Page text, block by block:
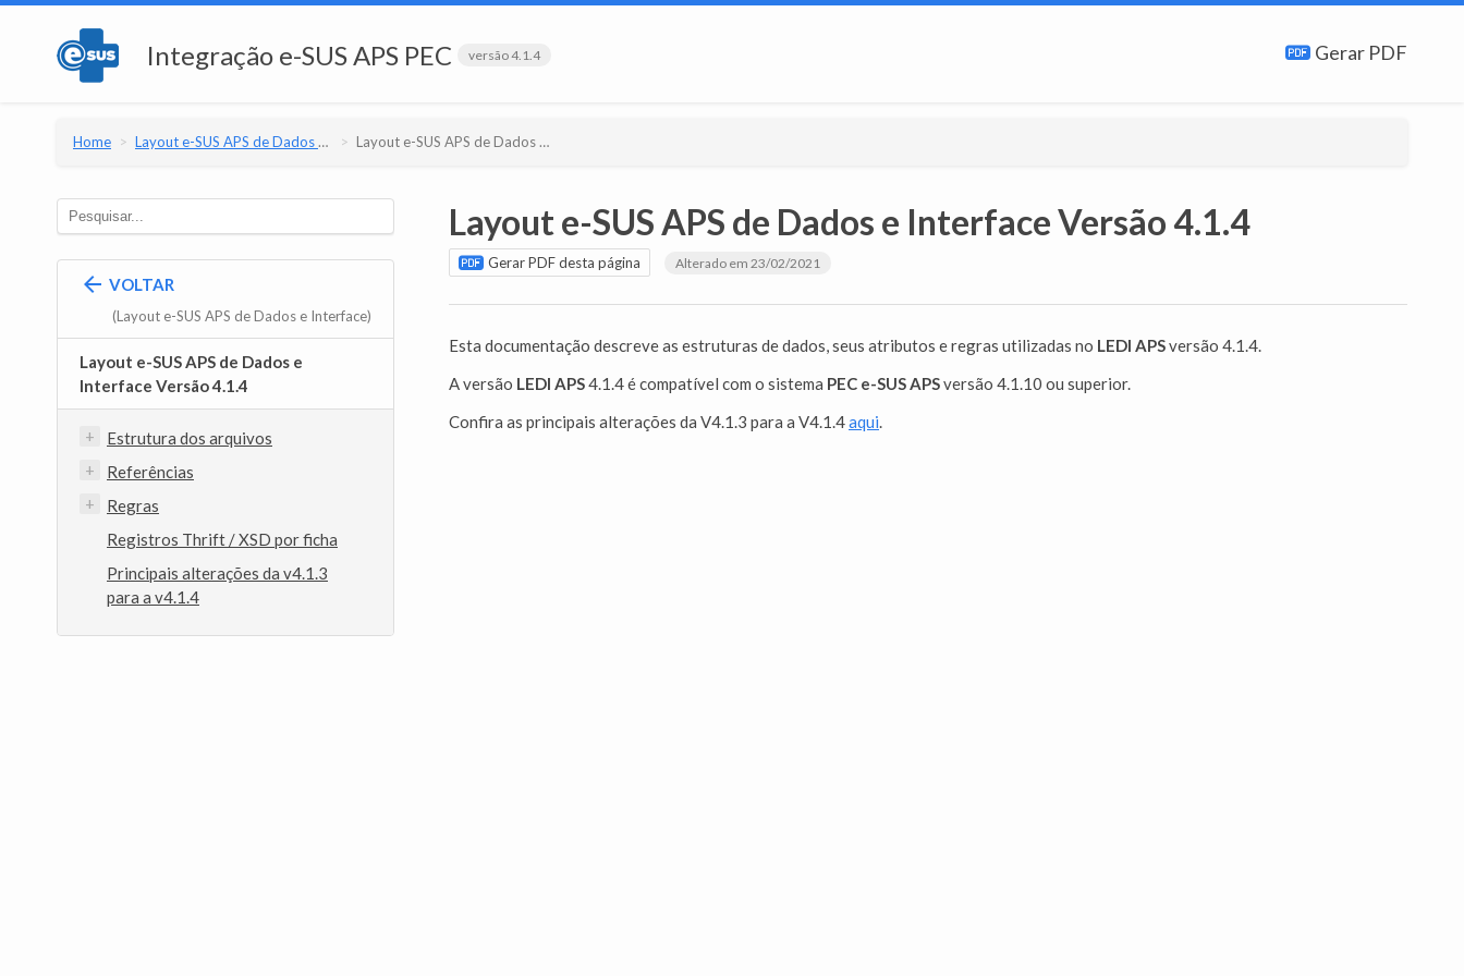
Integração e-SUS APS PEC versão 4.1.4 Gerar PDF
Home Layout e-SUS APS de Dados e Interface Layout e-SUS APS de Dados e Interface Versão 4.1.4
VOLTAR
(Layout e-SUS APS de Dados e Interface)
Layout e-SUS APS de Dados e
Interface Versão 4.1.4
Estrutura dos arquivos
Referências
Regras
Registros Thrift / XSD por ficha
Principais alterações da v4.1.3
para a v4.1.4
Layout e-SUS APS de Dados e Interface Versão 4.1.4
Gerar PDF desta página Alterado em 23/02/2021
Esta documentação descreve as estruturas de dados, seus atributos e regras utilizadas no LEDI APSversão 4.1.4.
A versão LEDI APS4.1.4 é compatível com o sistema PEC e-SUS APSversão 4.1.10 ou superior.
Confira as principais alterações da V4.1.3 para a V4.1.4aqui.